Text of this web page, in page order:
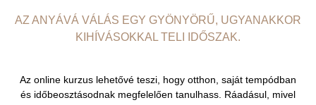
AZ ANYÁVÁ VÁLÁS EGY GYÖNYÖRŰ, UGYANAKKOR
KIHÍVÁSOKKAL TELI IDŐSZAK.
Az online kurzus lehetővé teszi, hogy otthon, saját tempódban
és időbeosztásodnak megfelelően tanulhass. Ráadásul, mivel